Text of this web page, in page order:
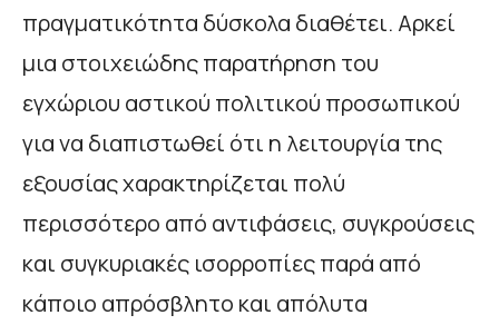
πραγματικότητα δύσκολα διαθέτει. Αρκεί
μια στοιχειώδης παρατήρηση του
εγχώριου αστικού πολιτικού προσωπικού
για να διαπιστωθεί ότι η λειτουργία της
εξουσίας χαρακτηρίζεται πολύ
περισσότερο από αντιφάσεις, συγκρούσεις
και συγκυριακές ισορροπίες παρά από
κάποιο απρόσβλητο και απόλυτα